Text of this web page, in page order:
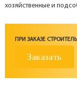
хозяйственные и
ПРИ ЗАКАЗЕ
Заказать